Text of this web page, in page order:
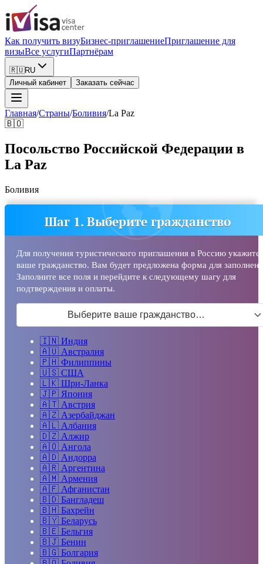
Как получить визуБизнес-приглашениеПриглашение для
визыВсе услугиПартнёрам
🇷🇺RU
Личный кабинет
Заказать сейчас
Главная/Страны/Боливия/La Paz
🇧🇴
Посольство Российской Федерации в
La Paz
Боливия
Шаг 1. Выберите гражданство
Для получения туристического приглашения в Россию укажите
ваше гражданство. Вам будет предложена форма для
Заполните все поля и перейдите к следующему шагу для
подтверждения и оплаты.
Выберите ваше гражданство…
🇮🇳 Индия
🇦🇺 Австралия
🇵🇭 Филиппины
🇺🇸 США
🇱🇰 Шри-Ланка
🇯🇵 Япония
🇦🇹 Австрия
🇦🇿 Азербайджан
🇦🇱 Албания
🇩🇿 Алжир
🇦🇴 Ангола
🇦🇩 Андорра
🇦🇷 Аргентина
🇦🇲 Армения
🇦🇫 Афганистан
🇧🇩 Бангладеш
🇧🇭 Бахрейн
🇧🇾 Беларусь
🇧🇪 Бельгия
🇧🇯 Бенин
🇧🇬 Болгария